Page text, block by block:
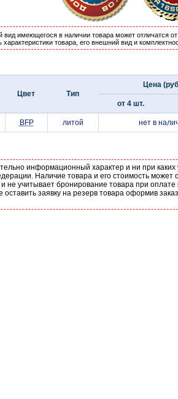
вид имеющегося в наличии товара может отличатся
характеристики товара, его внешний вид и
Цвет Тип
Цена
от 4 шт.
BFP литой нет в
информационный характер и ни при
Наличие товара и его стоимость
учитывает бронирование товара при
заявку на резерв товара оформив